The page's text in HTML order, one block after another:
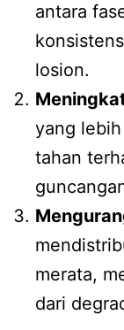
antara
losion.
yang
tahan
merata,
dari